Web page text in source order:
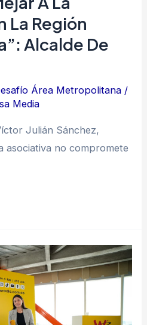
La Región
Alcalde De
Área Metropolitana /
Media
Julián Sánchez,
asociativa no compromete